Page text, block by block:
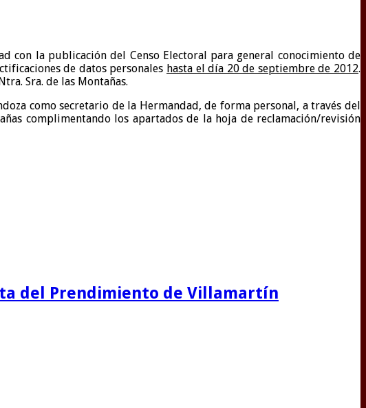
con la publicación del Censo Electoral para general conocimiento de
de datos personales hasta el día 20 de septiembre de 2012.
Sra. de las Montañas.
como secretario de la Hermandad, de forma personal, a través del
complimentando los apartados de la hoja de reclamación/revisión
del Prendimiento de Villamartín